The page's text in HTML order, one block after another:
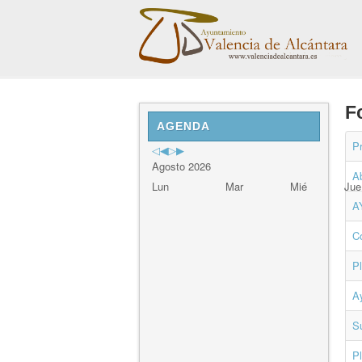
AGENDA
Previous
Year
Previous
Month
Next
Year
Next
Month
Agosto 2026
Lun
Mar Mié Jue